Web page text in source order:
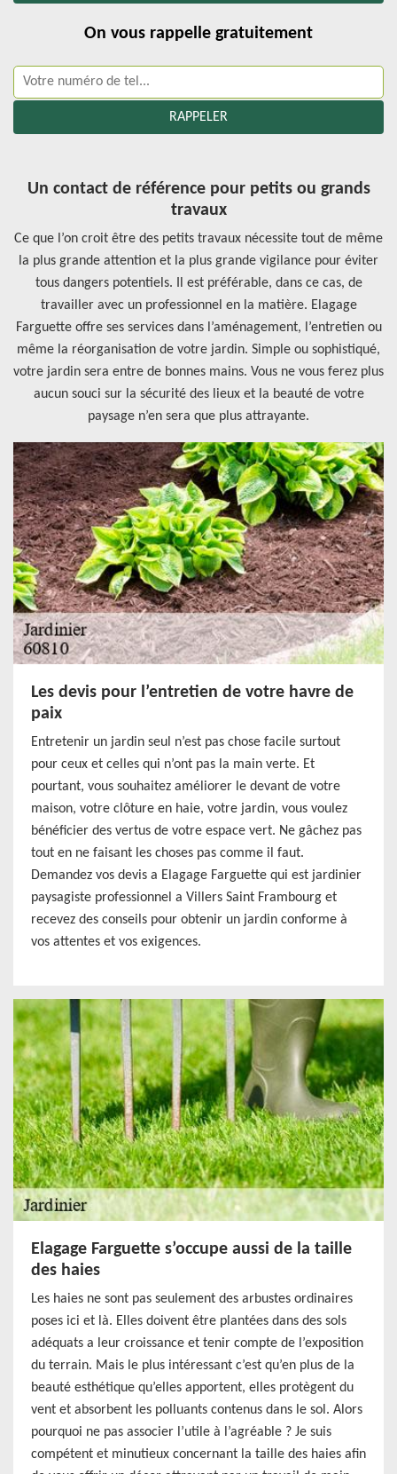
On vous rappelle gratuitement
Un contact de référence pour petits ou grands
travaux
Ce que l’on croit être des petits travaux nécessite tout de même
la plus grande attention et la plus grande vigilance pour éviter
tous dangers potentiels. Il est préférable, dans ce cas, de
travailler avec un professionnel en la matière. Elagage
Farguette offre ses services dans l’aménagement, l’entretien ou
même la réorganisation de votre jardin. Simple ou sophistiqué,
votre jardin sera entre de bonnes mains. Vous ne vous ferez plus
aucun souci sur la sécurité des lieux et la beauté de votre
paysage n’en sera que plus attrayante.
Les devis pour l’entretien de votre havre de
paix
Entretenir un jardin seul n’est pas chose facile surtout
pour ceux et celles qui n’ont pas la main verte. Et
pourtant, vous souhaitez améliorer le devant de votre
maison, votre clôture en haie, votre jardin, vous voulez
bénéficier des vertus de votre espace vert. Ne gâchez pas
tout en ne faisant les choses pas comme il faut.
Demandez vos devis a Elagage Farguette qui est jardinier
paysagiste professionnel a Villers Saint Frambourg et
recevez des conseils pour obtenir un jardin conforme à
vos attentes et vos exigences.
Elagage Farguette s’occupe aussi de la taille
des haies
Les haies ne sont pas seulement des arbustes ordinaires
poses ici et là. Elles doivent être plantées dans des sols
adéquats a leur croissance et tenir compte de l’exposition
du terrain. Mais le plus intéressant c’est qu’en plus de la
beauté esthétique qu’elles apportent, elles protègent du
vent et absorbent les polluants contenus dans le sol. Alors
pourquoi ne pas associer l’utile à l’agréable ? Je suis
compétent et minutieux concernant la taille des haies afin